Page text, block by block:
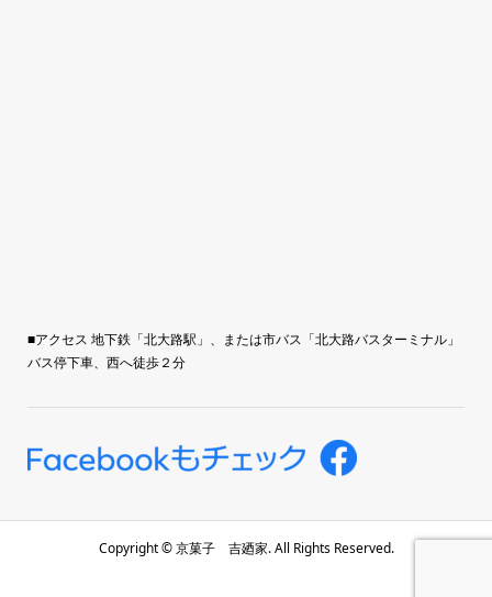
■アクセス 地下鉄「北大路駅」、または市バス「北大路バスターミナル」
バス停下車、西へ徒歩２分
Copyright ©京菓子 吉廼家. All Rights Reserved.